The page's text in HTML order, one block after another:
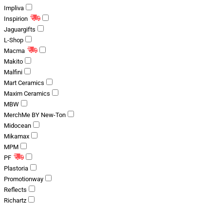
Impliva
Inspirion
Jaguargifts
L-Shop
Macma
Makito
Malfini
Mart Ceramics
Maxim Ceramics
MBW
MerchMe BY New-Ton
Midocean
Mikamax
MPM
PF
Plastoria
Promotionway
Reflects
Richartz